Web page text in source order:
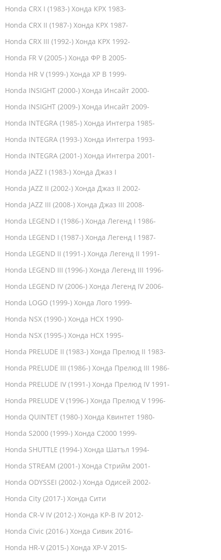
Honda CRX I (1983-) Хонда КРХ 1983-
Honda CRX II (1987-) Хонда КРХ 1987-
Honda CRX III (1992-) Хонда КРХ 1992-
Honda FR V (2005-) Хонда ФР В 2005-
Honda HR V (1999-) Хонда ХР В 1999-
Honda INSIGHT (2000-) Хонда Инсайт 2000-
Honda INSIGHT (2009-) Хонда Инсайт 2009-
Honda INTEGRA (1985-) Хонда Интегра 1985-
Honda INTEGRA (1993-) Хонда Интегра 1993-
Honda INTEGRA (2001-) Хонда Интегра 2001-
Honda JAZZ I (1983-) Хонда Джаз I
Honda JAZZ II (2002-) Хонда Джаз II 2002-
Honda JAZZ III (2008-) Хонда Джаз III 2008-
Honda LEGEND I (1986-) Хонда Легенд I 1986-
Honda LEGEND I (1987-) Хонда Легенд I 1987-
Honda LEGEND II (1991-) Хонда Легенд II 1991-
Honda LEGEND III (1996-) Хонда Легенд III 1996-
Honda LEGEND IV (2006-) Хонда Легенд IV 2006-
Honda LOGO (1999-) Хонда Лого 1999-
Honda NSX (1990-) Хонда НСХ 1990-
Honda NSX (1995-) Хонда НСХ 1995-
Honda PRELUDE II (1983-) Хонда Прелюд II 1983-
Honda PRELUDE III (1986-) Хонда Прелюд III 1986-
Honda PRELUDE IV (1991-) Хонда Прелюд IV 1991-
Honda PRELUDE V (1996-) Хонда Прелюд V 1996-
Honda QUINTET (1980-) Хонда Квинтет 1980-
Honda S2000 (1999-) Хонда С2000 1999-
Honda SHUTTLE (1994-) Хонда Шатъл 1994-
Honda STREAM (2001-) Хонда Стрийм 2001-
Honda ODYSSEI (2002-) Хонда Одисей 2002-
Honda City (2017-) Хонда Сити
Honda CR-V IV (2012-) Хонда КР-В IV 2012-
Honda Civic (2016-) Хонда Сивик 2016-
Honda HR-V (2015-) Хонда ХР-V 2015-